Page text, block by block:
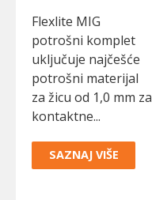
Flexlite MIG
potrošni komplet
uključuje najčešće
potrošni materijal
za žicu od 1,0 mm za
kontaktne...
SAZNAJ VIŠE